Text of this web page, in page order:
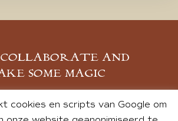
COLLABORATE AND
SOME MAGIC
MELD JE AAN
cookies en scripts van Google om